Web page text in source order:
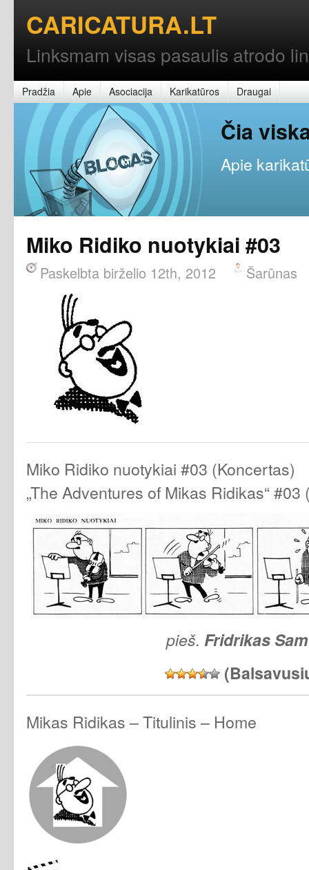
CARICATURA.LT
Linksmam visas pasaulis atrodo
Pradžia Apie Asociacija Karikatūros Draugai
Čia
Apie
Miko Ridiko nuotykiai #03
Paskelbta birželio 12th, 2012 Šarūnas
Miko Ridiko nuotykiai #03 (Koncertas)
„The Adventures of Mikas Ridikas“
pieš. Fridrikas
Mikas Ridikas – Titulinis – Home